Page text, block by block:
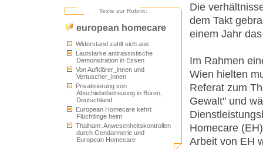
Texte zur Rubrik:
european homecare
Widerstand zahlt sich aus
Lautstarke antirassistische
Demonstration in Essen
Von Aufklärer_innen und
Vertuscher_innen
Privatisierung von
Abschiebebetreuung in Büren,
Deutschland
European Homecare kehrt
Flüchtlinge heim
Thalham: Anwesenheitskontrollen
durch Gendarmerie und
European Homecare
Die
dem Takt
einem Jahr
Im Rahmen
Wien hielten
Referat zum
Gewalt" und
Homecare
Arbeit von EH